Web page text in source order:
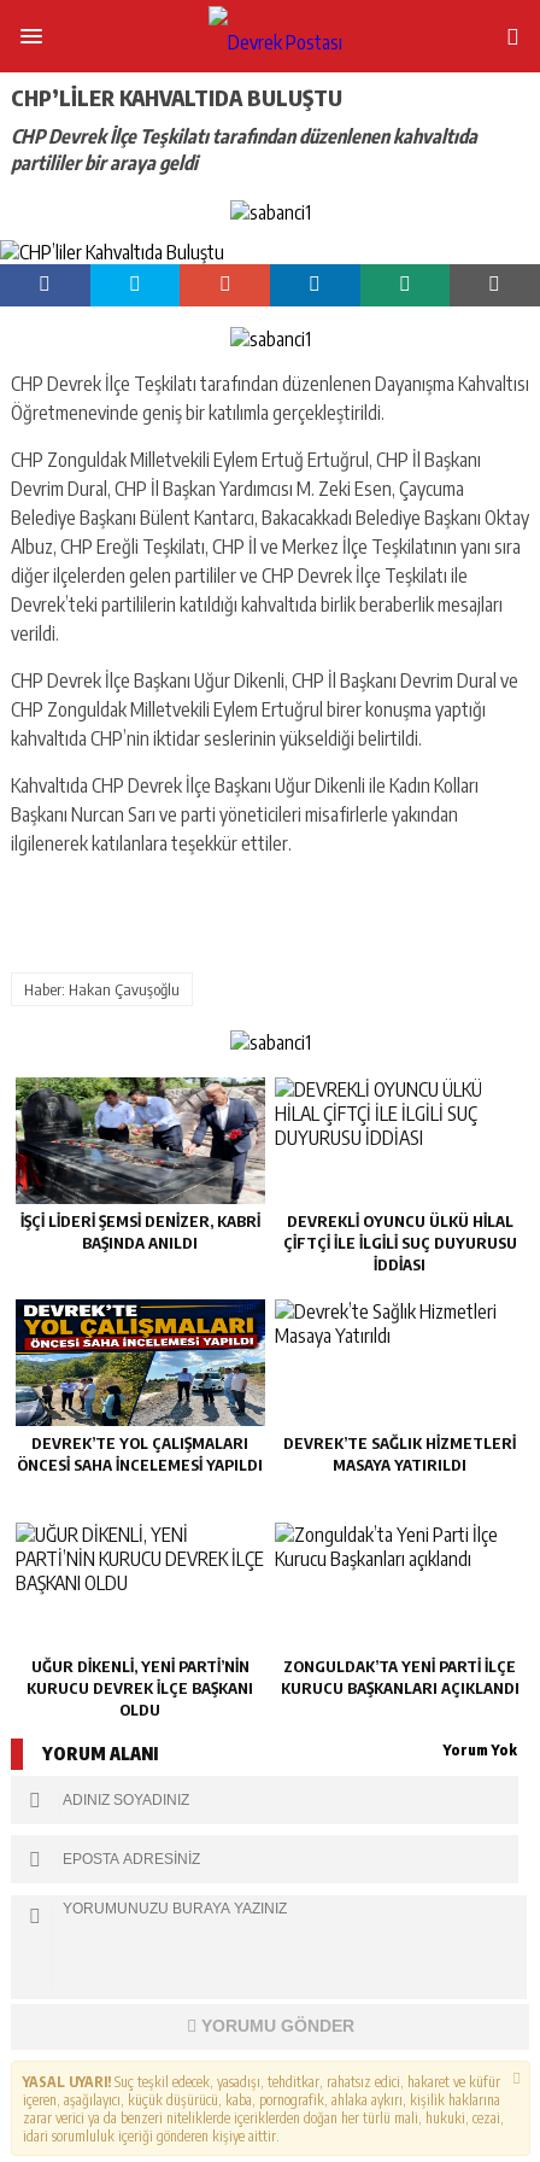
CHP’LILER KAHVALTIDA BULUŞTU
CHP Devrek İlçe Teşkilatı tarafından düzenlenen kahvaltıda
partililer bir araya geldi
CHP Devrek İlçe Teşkilatı tarafından düzenlenen Dayanışma Kahvaltısı
Öğretmenevinde geniş bir katılımla gerçekleştirildi.
CHP Zonguldak Milletvekili Eylem Ertuğ Ertuğrul, CHP İl Başkanı
Devrim Dural, CHP İl Başkan Yardımcısı M. Zeki Esen, Çaycuma
Belediye Başkanı Bülent Kantarcı, Bakacakkadı Belediye Başkanı Oktay
Albuz, CHP Ereğli Teşkilatı, CHP İl ve Merkez İlçe Teşkilatının yanı sıra
diğer ilçelerden gelen partililer ve CHP Devrek İlçe Teşkilatı ile
Devrek’teki partililerin katıldığı kahvaltıda birlik beraberlik mesajları
verildi.
CHP Devrek İlçe Başkanı Uğur Dikenli, CHP İl Başkanı Devrim Dural ve
CHP Zonguldak Milletvekili Eylem Ertuğrul birer konuşma yaptığı
kahvaltıda CHP’nin iktidar seslerinin yükseldiği belirtildi.
Kahvaltıda CHP Devrek İlçe Başkanı Uğur Dikenli ile Kadın Kolları
Başkanı Nurcan Sarı ve parti yöneticileri misafirlerle yakından
ilgilenerek katılanlara teşekkür ettiler.
Haber: Hakan Çavuşoğlu
İŞÇİ LİDERİ ŞEMSİ DENİZER, KABRİ
BAŞINDA ANILDI
DEVREKLİ OYUNCU ÜLKÜ HİLAL
ÇİFTÇİ İLE İLGİLİ SUÇ DUYURUSU
İDDİASI
DEVREK’TE YOL ÇALIŞMALARI
ÖNCESI SAHA İNCELEMESI YAPILDI
DEVREK’TE SAĞLIK HIZMETLERI
MASAYA YATIRILDI
UĞUR DİKENLİ, YENİ PARTİ’NİN
KURUCU DEVREK İLÇE BAŞKANI
OLDU
ZONGULDAK’TA YENI PARTI İLÇE
KURUCU BAŞKANLARI AÇIKLANDI
YORUM ALANI Yorum Yok
YORUMU GÖNDER
YASAL UYARI!Suç teşkil edecek, yasadışı, tehditkar, rahatsız edici, hakaret ve küfür
içeren, aşağılayıcı, küçük düşürücü, kaba, pornografik, ahlaka aykırı, kişilik haklarına
zarar verici ya da benzeri niteliklerde içeriklerden doğan her türlü mali, hukuki, cezai,
idari sorumluluk içeriği gönderen kişiye aittir.